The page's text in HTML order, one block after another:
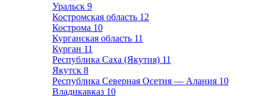
Уральск 9
Костромская область 12
Кострома 10
Курганская область 11
Курган 11
Республика Саха (Якутия) 11
Якутск 8
Республика Северная Осетия — Алания 10
Владикавказ 10